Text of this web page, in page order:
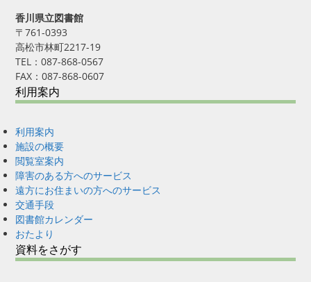
香川県立図書館
〒761-0393
高松市林町2217-19
TEL：087-868-0567
FAX：087-868-0607
利用案内
利用案内
施設の概要
閲覧室案内
障害のある方へのサービス
遠方にお住まいの方へのサービス
交通手段
図書館カレンダー
おたより
資料をさがす